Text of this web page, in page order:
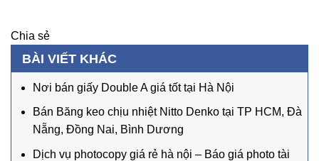
Chia sẻ
BÀI VIẾT KHÁC
Nơi bán giấy Double A giá tốt tại Hà Nội
Bán Băng keo chịu nhiệt Nitto Denko tại TP HCM, Đà
Nẵng, Đồng Nai, Bình Dương
Dịch vụ photocopy giá rẻ hà nội – Báo giá photo tài